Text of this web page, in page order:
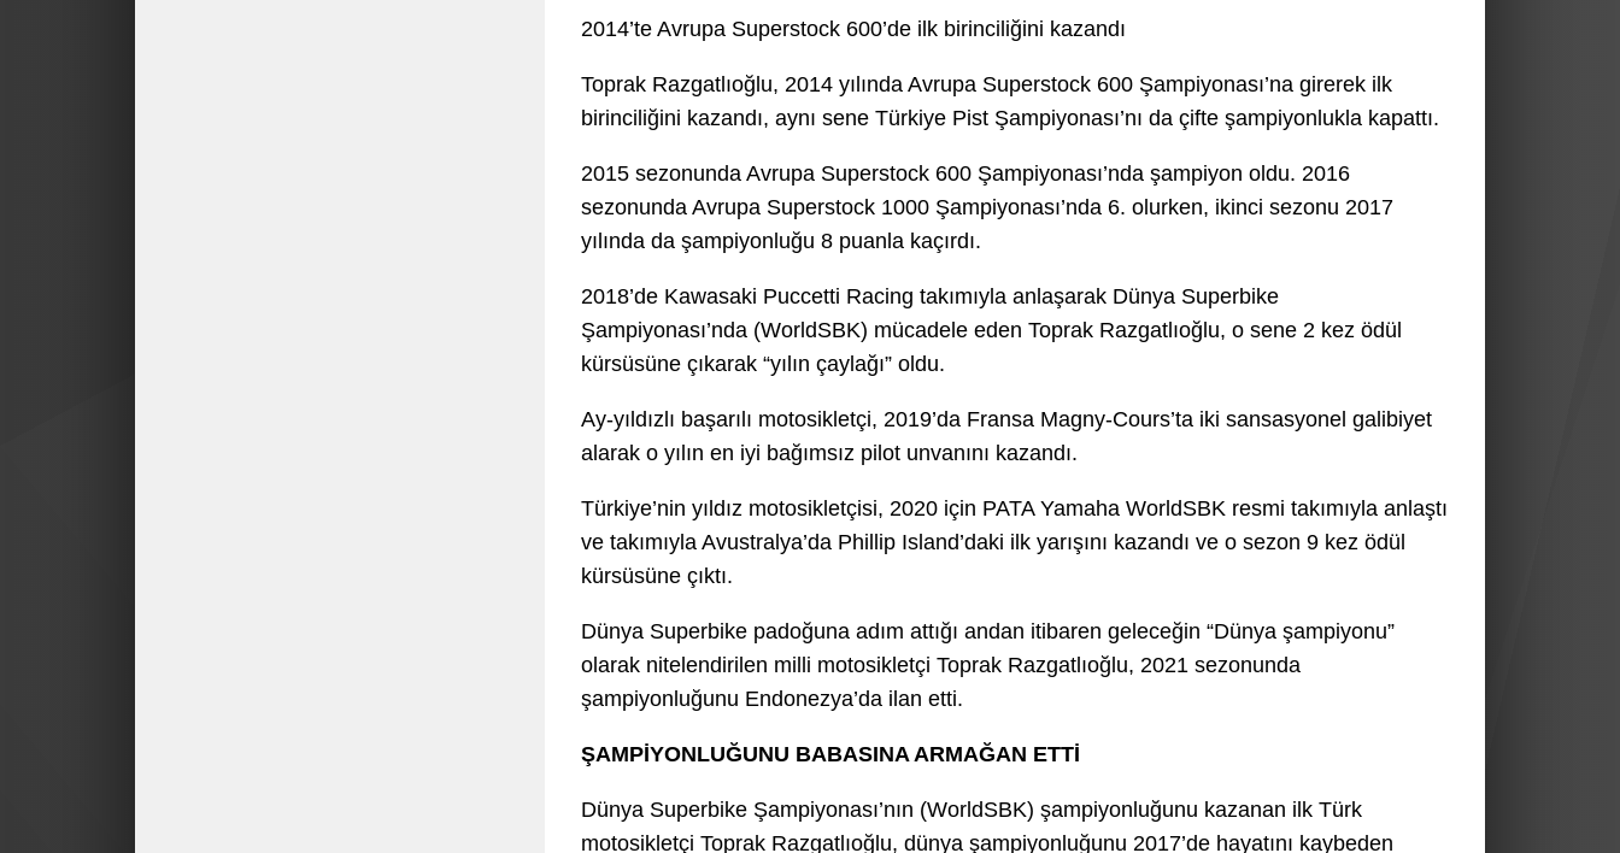
2014’te Avrupa Superstock 600’de ilk birinciliğini kazandı
Toprak Razgatlıoğlu, 2014 yılında Avrupa Superstock 600 Şampiyonası’na girerek ilk
birinciliğini kazandı, aynı sene Türkiye Pist Şampiyonası’nı da çifte şampiyonlukla kapattı.
2015 sezonunda Avrupa Superstock 600 Şampiyonası’nda şampiyon oldu. 2016
sezonunda Avrupa Superstock 1000 Şampiyonası’nda 6. olurken, ikinci sezonu 2017
yılında da şampiyonluğu 8 puanla kaçırdı.
2018’de Kawasaki Puccetti Racing takımıyla anlaşarak Dünya Superbike
Şampiyonası’nda (WorldSBK) mücadele eden Toprak Razgatlıoğlu, o sene 2 kez ödül
kürsüsüne çıkarak “yılın çaylağı” oldu.
Ay-yıldızlı başarılı motosikletçi, 2019’da Fransa Magny-Cours’ta iki sansasyonel galibiyet
alarak o yılın en iyi bağımsız pilot unvanını kazandı.
Türkiye’nin yıldız motosikletçisi, 2020 için PATA Yamaha WorldSBK resmi takımıyla anlaştı
ve takımıyla Avustralya’da Phillip Island’daki ilk yarışını kazandı ve o sezon 9 kez ödül
kürsüsüne çıktı.
Dünya Superbike padoğuna adım attığı andan itibaren geleceğin “Dünya şampiyonu”
olarak nitelendirilen milli motosikletçi Toprak Razgatlıoğlu, 2021 sezonunda
şampiyonluğunu Endonezya’da ilan etti.
ŞAMPİYONLUĞUNU BABASINA ARMAĞAN ETTİ
Dünya Superbike Şampiyonası’nın (WorldSBK) şampiyonluğunu kazanan ilk Türk
motosikletçi Toprak Razgatlıoğlu, dünya şampiyonluğunu 2017’de hayatını kaybeden